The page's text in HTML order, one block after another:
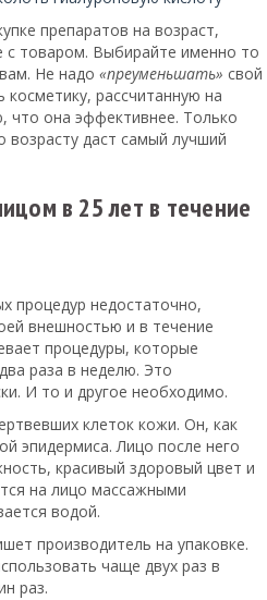
препаратов на возраст,
с товаром. Выбирайте именно то
Не надо «преуменьшать» свой
рассчитанную на
что она эффективнее. Только
возрасту даст самый лучший
в 25 лет в течение
процедур недостаточно,
внешностью и в течение
процедуры, которые
раза в неделю. Это
И то и другое необходимо.
клеток кожи. Он, как
эпидермиса. Лицо после него
красивый здоровый цвет и
на лицо массажными
водой.
производитель на упаковке.
чаще двух раз в
раз.